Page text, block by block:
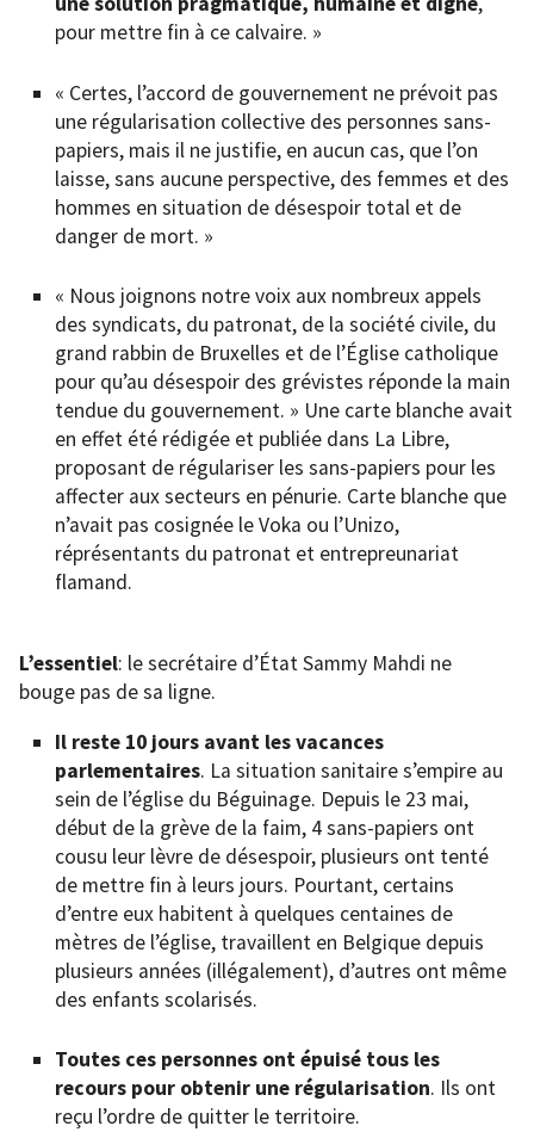
pour mettre fin à ce calvaire. »
« Certes, l’accord de gouvernement ne prévoit pas
une régularisation collective des personnes sans-
papiers, mais il ne justifie, en aucun cas, que l’on
laisse, sans aucune perspective, des femmes et des
hommes en situation de désespoir total et de
danger de mort. »
« Nous joignons notre voix aux nombreux appels
des syndicats, du patronat, de la société civile, du
grand rabbin de Bruxelles et de l’Église catholique
pour qu’au désespoir des grévistes réponde la main
tendue du gouvernement. » Une carte blanche avait
en effet été rédigée et publiée dans La Libre,
proposant de régulariser les sans-papiers pour les
affecter aux secteurs en pénurie. Carte blanche que
n’avait pas cosignée le Voka ou l’Unizo,
réprésentants du patronat et entrepreunariat
flamand.
L’essentiel: le secrétaire d’État Sammy Mahdi ne
bouge pas de sa ligne.
Il reste 10 jours avant les vacances
parlementaires. La situation sanitaire s’empire au
sein de l’église du Béguinage. Depuis le 23 mai,
début de la grève de la faim, 4 sans-papiers ont
cousu leur lèvre de désespoir, plusieurs ont tenté
de mettre fin à leurs jours. Pourtant, certains
d’entre eux habitent à quelques centaines de
mètres de l’église, travaillent en Belgique depuis
plusieurs années (illégalement), d’autres ont même
des enfants scolarisés.
Toutes ces personnes ont épuisé tous les
recours pour obtenir une régularisation. Ils ont
reçu l’ordre de quitter le territoire.